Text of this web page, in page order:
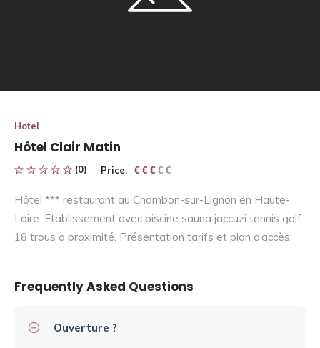
Hotel
Hôtel Clair Matin
(0) Price: € € € € €
€ € €
Hôtel *** restaurant au Chambon-sur-Lignon en Haute-
Loire. Etablissement avec piscine sauna jaccuzi tennis golf
18 trous à proximité. Présentation tarifs et plan d’accès.
Frequently Asked Questions
Ouverture ?